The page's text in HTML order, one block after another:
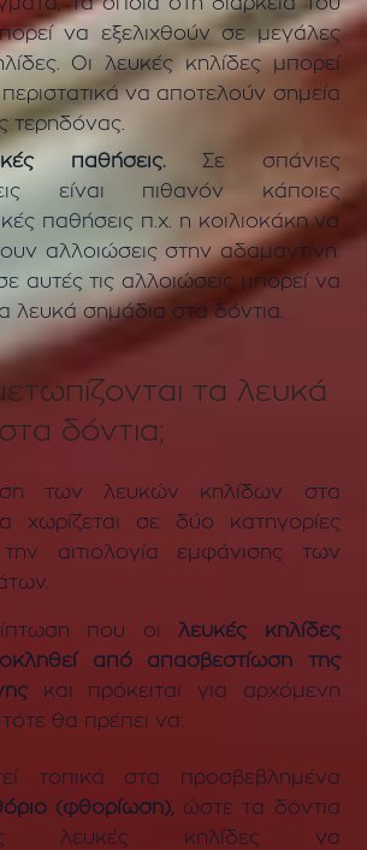
να εξελιχθούν σε μεγάλες
Οι λευκές κηλίδες μπορεί
να αποτελούν σημεία
τερηδόνας.
παθήσεις. Σε σπάνιες
είναι πιθανόν κάποιες
παθήσεις π.χ. η κοιλιοκάκη να
αλλοιώσεις στην αδαμαντίνη.
αυτές τις αλλοιώσεις μπορεί να
λευκά σημάδια στα δόντια.
τα λευκά
δόντια;
των λευκών κηλίδων στα
χωρίζεται σε δύο κατηγορίες
αιτιολογία εμφάνισης των
που οι λευκές κηλίδες
από απασβεστίωση της
και πρόκειται για αρχόμενη
θα πρέπει να:
τοπικά στα προσβεβλημένα
(φθορίωση), ώστε τα δόντια
λευκές κηλίδες να